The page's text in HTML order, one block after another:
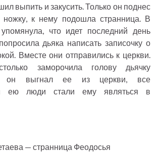
выпить и закусить. Только он поднес
ножку, к нему подошла странница. В
что идет последний день
дьяка написать записочку о
Вместе они отправились к церкви.
заморочила голову дьячку
он выгнал ее из церкви, все
ею люди стали ему являться в
— странница Феодосья